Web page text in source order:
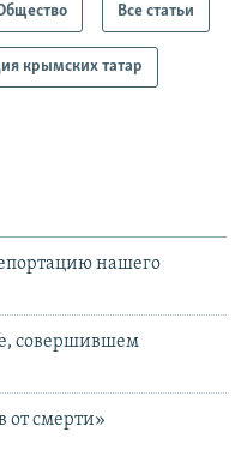
Все статьи
крымских татар
нашего
совершившем
от смерти»